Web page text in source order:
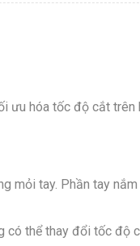
ưu hóa tốc độ cắt trên
mỏi tay. Phần tay
có thể thay đổi tốc độ